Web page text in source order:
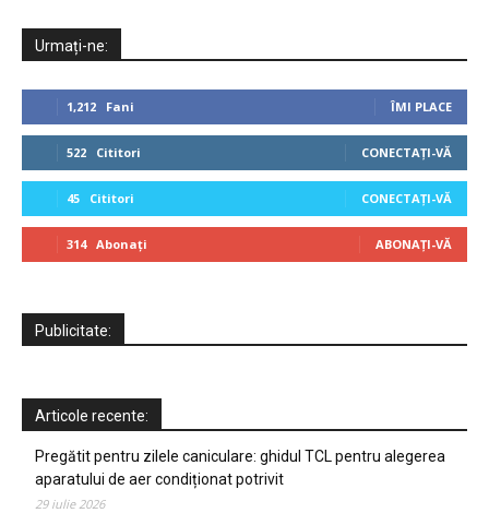
Urmați-ne:
1,212 Fani ÎMI PLACE
522 Cititori CONECTAȚI-VĂ
45 Cititori CONECTAȚI-VĂ
314 Abonați ABONAȚI-VĂ
Publicitate:
Articole recente:
Pregătit pentru zilele caniculare: ghidul TCL pentru alegerea
aparatului de aer condiționat potrivit
29 iulie 2026